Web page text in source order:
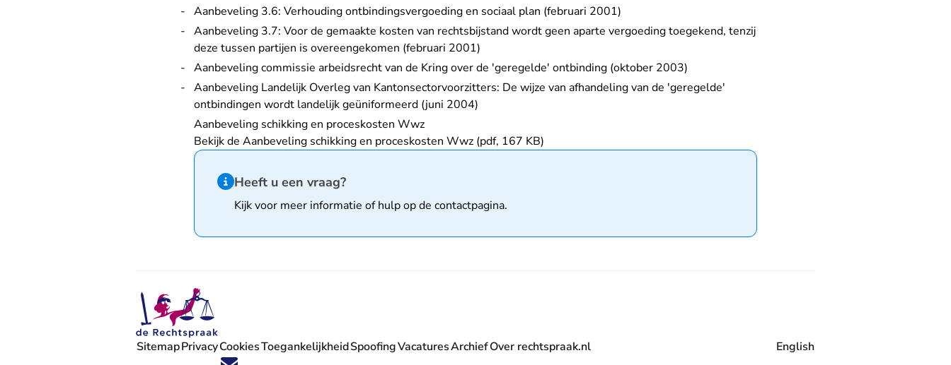
Aanbeveling 3.6: Verhouding ontbindingsvergoeding en sociaal plan (februari 2001)
Aanbeveling 3.7: Voor de gemaakte kosten van rechtsbijstand wordt geen aparte vergoeding toegekend, tenzij
deze tussen partijen is overeengekomen (februari 2001)
Aanbeveling commissie arbeidsrecht van de Kring over de 'geregelde' ontbinding (oktober 2003)
Aanbeveling Landelijk Overleg van Kantonsectorvoorzitters: De wijze van afhandeling van de 'geregelde'
ontbindingen wordt landelijk geüniformeerd (juni 2004)
Aanbeveling schikking en proceskosten Wwz
Bekijk de Aanbeveling schikking en proceskosten Wwz (pdf, 167 KB)
Hint van type informatie
Heeft u een vraag?
Kijk voor meer informatie of hulp op de contactpagina.
SitemapPrivacyCookiesToegankelijkheidSpoofingVacatures
- U verlaat Rechtspraak.nl
ArchiefOver rechtspraak.nl English